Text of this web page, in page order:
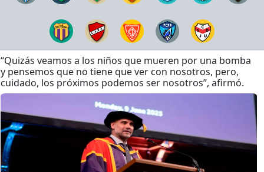
“Quizás veamos a los niños que mueren por una bomba
y pensemos que no tiene que ver con nosotros, pero,
cuidado, los próximos podemos ser nosotros”, afirmó.